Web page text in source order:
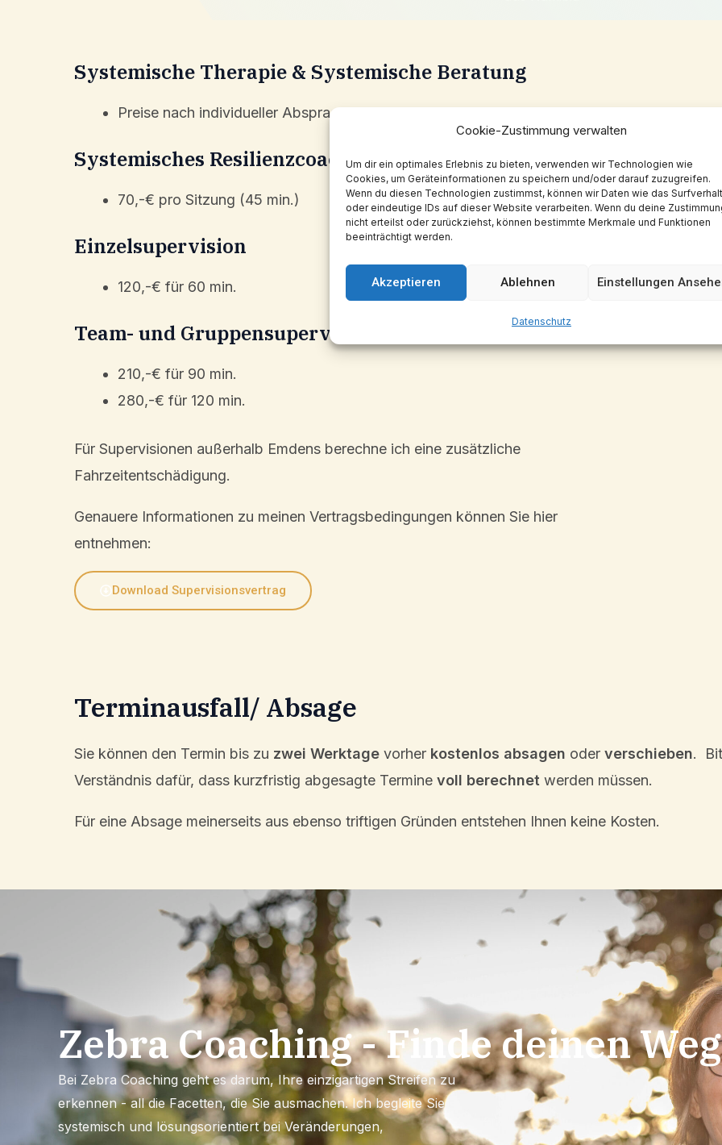
Cookie-Zustimmung verwalten
Um dir ein optimales Erlebnis zu bieten, verwenden wir Technologien wie
Cookies, um Geräteinformationen zu speichern und/oder darauf zuzugreifen.
Wenn du diesen Technologien zustimmst, können wir Daten wie das
oder eindeutige IDs auf dieser Website verarbeiten. Wenn du deine
nicht erteilst oder zurückziehst, können bestimmte Merkmale und Funktionen
beeinträchtigt werden.
Akzeptieren Ablehnen Einstellungen
Daten­schutz
i
t
o
n
Syste­mi­sche Thera­pie & Syste­mi­sche Beratung
Preise nach indivi­du­el­ler Absprache
Syste­mi­sches Resilienzcoaching
70,-€ pro Sitzung (45 min.)
Einzel­su­per­vi­si­on
120,-€ für 60 min.
Team- und Gruppensupervision
210,-€ für 90 min.
280,-€ für 120 min.
Für Super­vi­sio­nen außer­halb Emdens berech­ne ich eine zusätz­li­che
Fahrzeitentschädigung.
Genaue­re Infor­ma­tio­nen zu meinen Vertrags­be­din­gun­gen können Sie hier
entnehmen:
Download Super­vi­si­ons­ver­trag
Terminausfall/ Absage
Sie können den Termin bis zu zwei Werkta­ge vorher kosten­los absagen oder verschie­ben.
Verständ­nis dafür, dass kurzfris­tig abgesag­te Termi­ne voll berech­net werden müssen.
Für eine Absage meiner­seits aus ebenso trifti­gen Gründen entste­hen Ihnen keine Kosten.
Zebra Coaching - Finde deinen Weg
Bei Zebra Coaching geht es darum, Ihre einzigartigen Streifen zu
erkennen - all die Facetten, die Sie ausmachen. Ich begleite Sie
systemisch und lösungsorientiert bei Veränderungen,